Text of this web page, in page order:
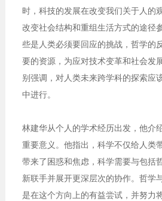
时，科技的发展在改变我们关于人的
改变社会结构和重组生活方式的途径
些是人类必须要回应的挑战，哲学的
要的资源，为应对技术变革和社会发
别强调，对人类未来跨学科的探索应
中进行。
林建华从个人的学术经历出发，他介
重要意义。他指出，科学不仅给人类
带来了困惑和焦虑，科学需要与包括
新联手并展开更深层次的协作。哲学
是在这个方向上的有益尝试，并努力